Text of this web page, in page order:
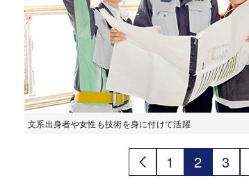
文系出身者や女性も技術を身に付けて活躍
1 2 3